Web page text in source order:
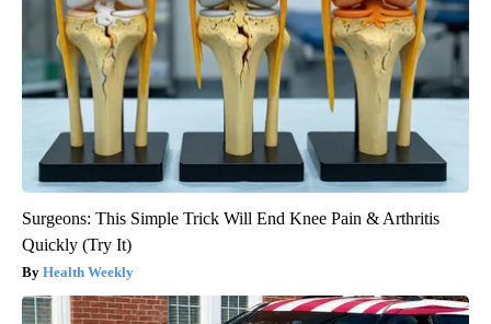
Surgeons: This Simple Trick Will End Knee Pain & Arthritis
Quickly (Try It)
Health Weekly